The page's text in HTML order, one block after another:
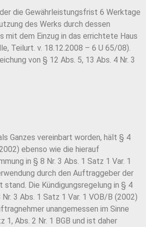
der die Gewährleistungsfrist 6 Werktage
des Werks durch dessen
mit dem Einzug in das errichtete Haus
Teilurt. v. 18.12.2008 – 6 U 65/08).
von § 12 Abs. 5, 13 Abs. 4 Nr. 3
Ganzes vereinbart worden, hält § 4
ebenso wie die hierauf
in § 8 Nr. 3 Abs. 1 Satz 1 Var. 1
durch den Auftraggeber der
stand. Die Kündigungsregelung in § 4
Nr. 3 Abs. 1 Satz 1 Var. 1 VOB/B (2002)
unangemessen im Sinne
1, Abs. 2 Nr. 1 BGB und ist daher